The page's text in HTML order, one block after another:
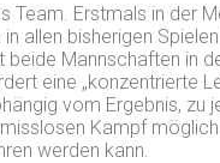
Team. Erstmals in der
allen bisherigen
Mannschaften in
eine „konzentrierte
vom Ergebnis, zu
Kampf
werden kann.